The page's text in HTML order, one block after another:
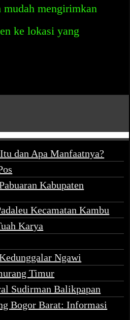
mudah mengirimkan
ke lokasi yang
dan Apa Manfaatnya?
Kabupaten
Kecamatan Kambu
Karya
Ngawi
Timur
Sudirman Balikpapan
Bogor Barat: Informasi